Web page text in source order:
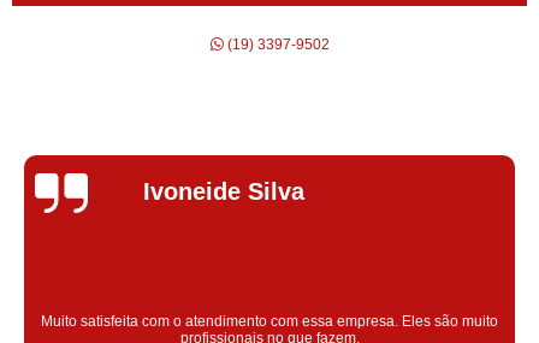
(19) 3397-9502
Silvana Alves
Super satisfeita com o serviço prestado, atendimento muito bom!
colaoradores educado e transparente, destaque para o colaborador